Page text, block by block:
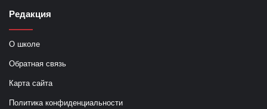
Редакция
О школе
Обратная связь
Карта сайта
Политика конфиденциальности